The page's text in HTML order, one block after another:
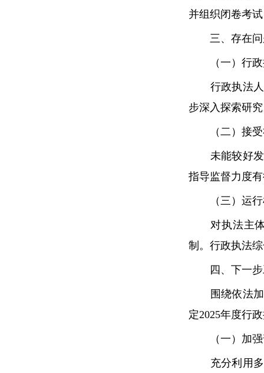
并组织闭卷考
三、存在问
（一）行政
行政执法人
步深入探索研
（二）接受
未能较好发
指导监督力度
（三）运行
对执法主体
制。行政执法
四、下一步
围绕依法加
定2025年度行
（一）加强
充分利用多